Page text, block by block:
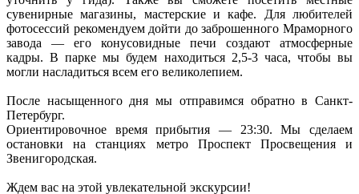
сувенирные магазины, мастерские и кафе. Для любителей
фотосессий рекомендуем дойти до заброшенного Мраморного
завода — его конусовидные печи создают атмосферные
кадры. В парке мы будем находиться 2,5-3 часа, чтобы вы
могли насладиться всем его великолепием.
После насыщенного дня мы отправимся обратно в Санкт-
Петербург.
Ориентировочное время прибытия — 23:30. Мы сделаем
остановки на станциях метро Проспект Просвещения и
Звенигородская.
Ждем вас на этой увлекательной экскурсии!